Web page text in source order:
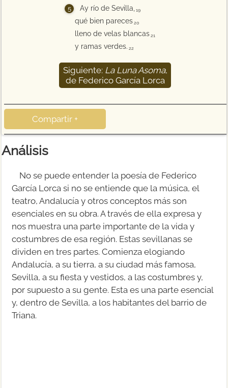
Ay río de Sevilla, 19
qué bien pareces 20
lleno de velas blancas 21
y ramas verdes. 22
Siguiente: La Luna Asoma,
de Federico García Lorca
Compartir +
Análisis
No se puede entender la poesía de Federico
García Lorca si no se entiende que la música, el
teatro, Andalucía y otros conceptos más son
esenciales en su obra. A través de ella expresa y
nos muestra una parte importante de la vida y
costumbres de esa región. Estas sevillanas se
dividen en tres partes. Comienza elogiando
Andalucía, a su tierra, a su ciudad más famosa,
Sevilla, a su fiesta y vestidos, a las costumbres y,
por supuesto a su gente. Esta es una parte esencial
y, dentro de Sevilla, a los habitantes del barrio de
Triana.